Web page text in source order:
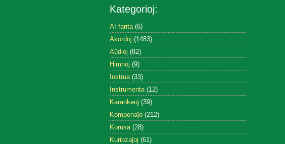
Kategorioj:
AI-farita (6)
Akordoj (1483)
Aŭdioj (82)
Himnoj (9)
Instrua (33)
Instrumenta (12)
Karaokeoj (39)
Komponaĵo (212)
Korusa (28)
Kuriozaĵoj (61)